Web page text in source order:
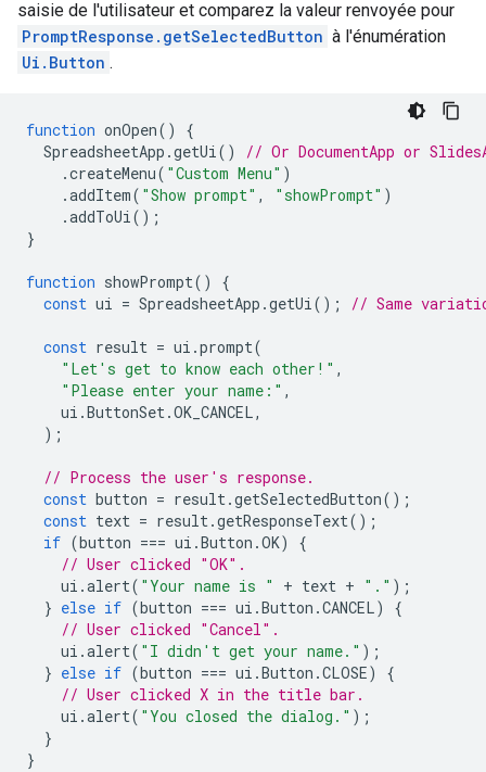
saisie de l'utilisateur et comparez la valeur renvoyée pour
PromptResponse.getSelectedButton à l'énumération
Ui.Button .
function onOpen()
{
SpreadsheetApp .getUi()
// Or DocumentApp or
.createMenu( "Custom Menu" )
.addItem( "Show prompt" , "showPrompt" )
.addToUi();
}
function showPrompt()
{
const ui = SpreadsheetApp .getUi(); // Same
const result = ui .prompt(
"Let's get to know each other!" ,
"Please enter your name:" ,
ui .ButtonSet.OK_CANCEL,
);
// Process the user's response.
const button = result.getSelectedButton();
const text = result.getResponseText();
if (button === ui .Button .OK)
{
// User clicked "OK".
ui .alert( "Your name is " + text + "." );
} else if (button === ui .Button .CANCEL)
{
// User clicked "Cancel".
ui .alert( "I didn't get your name." );
} else if (button === ui .Button .CLOSE)
{
// User clicked X in the title bar.
ui .alert( "You closed the dialog." );
}
}